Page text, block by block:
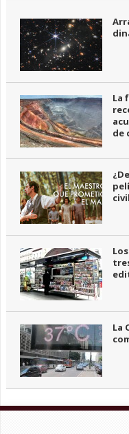
La
de
La